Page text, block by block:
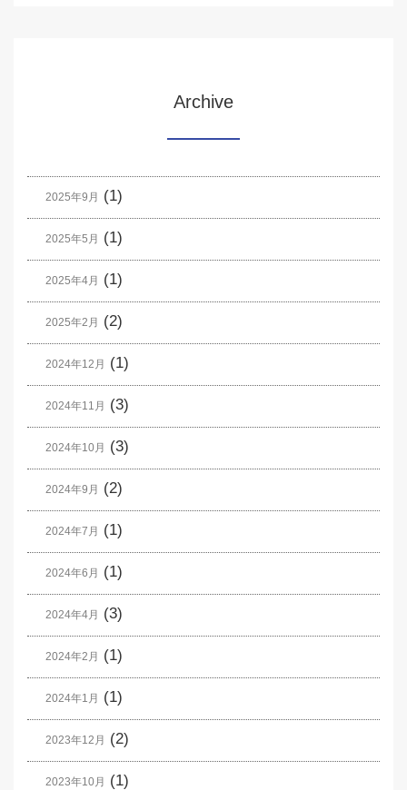
Archive
2025年9月 (1)
2025年5月 (1)
2025年4月 (1)
2025年2月 (2)
2024年12月 (1)
2024年11月 (3)
2024年10月 (3)
2024年9月 (2)
2024年7月 (1)
2024年6月 (1)
2024年4月 (3)
2024年2月 (1)
2024年1月 (1)
2023年12月 (2)
2023年10月 (1)